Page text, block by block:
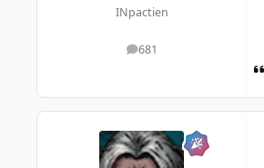
INpactien
681
messages